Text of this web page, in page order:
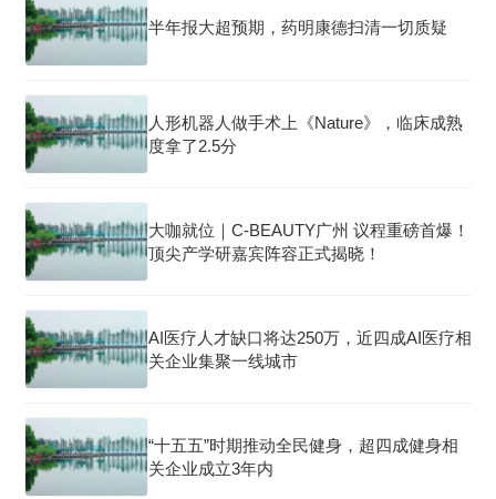
半年报大超预期，药明康德扫清一切质疑
人形机器人做手术上《Nature》，临床成熟
度拿了2.5分
大咖就位｜C-BEAUTY广州 议程重磅首爆！
顶尖产学研嘉宾阵容正式揭晓！
AI医疗人才缺口将达250万，近四成AI医疗相
关企业集聚一线城市
“十五五”时期推动全民健身，超四成健身相
关企业成立3年内